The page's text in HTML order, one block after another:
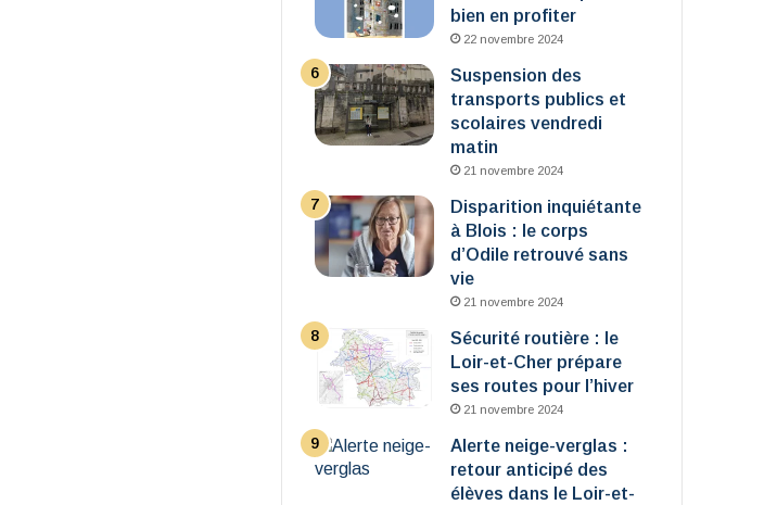
bien en profiter
22 novembre 2024
Suspension des
transports publics et
scolaires vendredi
matin
21 novembre 2024
Disparition inquiétante
à Blois : le corps
d’Odile retrouvé sans
vie
21 novembre 2024
Sécurité routière : le
Loir-et-Cher prépare
ses routes pour l’hiver
21 novembre 2024
Alerte neige-verglas :
retour anticipé des
élèves dans le Loir-et-